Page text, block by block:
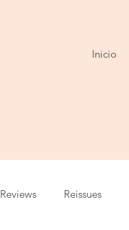
Inicio
Reviews Reissues